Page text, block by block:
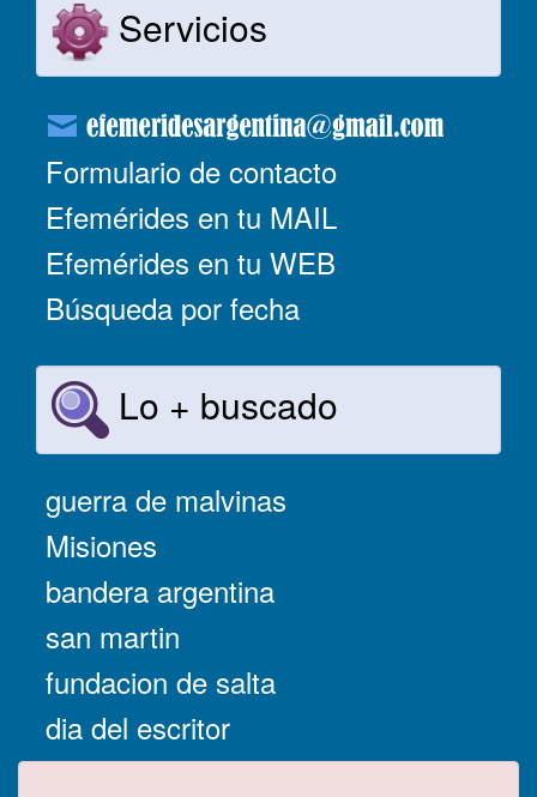
Servicios
Formulario de contacto
Efemérides en tu MAIL
Efemérides en tu WEB
Búsqueda por fecha
Lo + buscado
guerra de malvinas
Misiones
bandera argentina
san martin
fundacion de salta
dia del escritor